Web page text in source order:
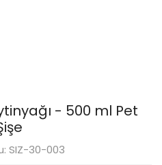
- 500 ml Pet
SIZ-30-003